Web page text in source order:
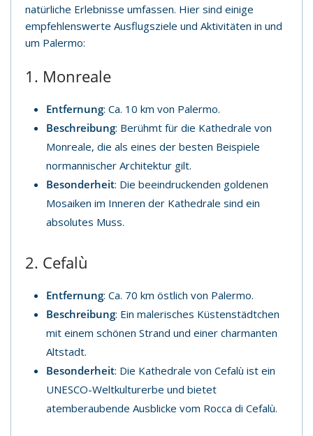
natürliche Erlebnisse umfassen. Hier sind einige
empfehlenswerte Ausflugsziele und Aktivitäten in und
um Palermo:
1. Monreale
Entfernung: Ca. 10 km von Palermo.
Beschreibung: Berühmt für die Kathedrale von
Monreale, die als eines der besten Beispiele
normannischer Architektur gilt.
Besonderheit: Die beeindruckenden goldenen
Mosaiken im Inneren der Kathedrale sind ein
absolutes Muss.
2. Cefalù
Entfernung: Ca. 70 km östlich von Palermo.
Beschreibung: Ein malerisches Küstenstädtchen
mit einem schönen Strand und einer charmanten
Altstadt.
Besonderheit: Die Kathedrale von Cefalù ist ein
UNESCO-Weltkulturerbe und bietet
atemberaubende Ausblicke vom Rocca di Cefalù.